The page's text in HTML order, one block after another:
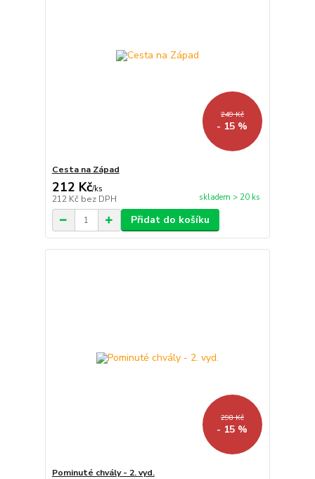
249 Kč
- 15 %
Cesta na Západ
212 Kč/ks
212 Kč bez DPH skladem > 20 ks
Přidat do košíku
298 Kč
- 15 %
Pominuté chvály - 2. vyd.